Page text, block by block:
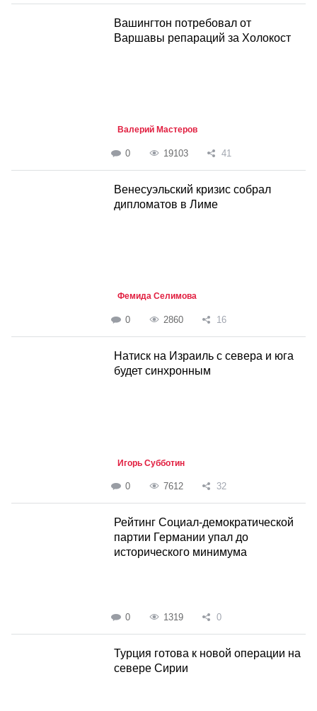
Вашингтон потребовал от
Варшавы репараций за Холокост
Валерий Мастеров
0 19103 41
Венесуэльский кризис собрал
дипломатов в Лиме
Фемида Селимова
0 2860 16
Натиск на Израиль с севера и юга
будет синхронным
Игорь Субботин
0 7612 32
Рейтинг Социал-демократической
партии Германии упал до
исторического минимума
0 1319 0
Турция готова к новой операции на
севере Сирии